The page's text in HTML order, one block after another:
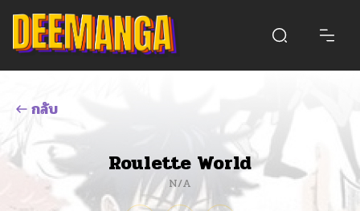
กลับ
Roulette World
N/A